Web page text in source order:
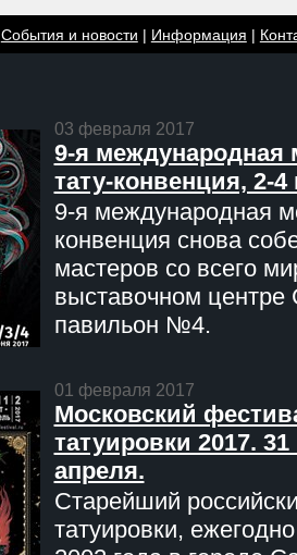
События и новости | Информация |
03 февраля 2017
9-я международная
тату-конвенция, 2-
9-я международная
конвенция снова
мастеров со всего
выставочном центре
павильон №4.
01 февраля 2017
Московский
татуировки 2017. 31
апреля.
Старейший
татуировки,